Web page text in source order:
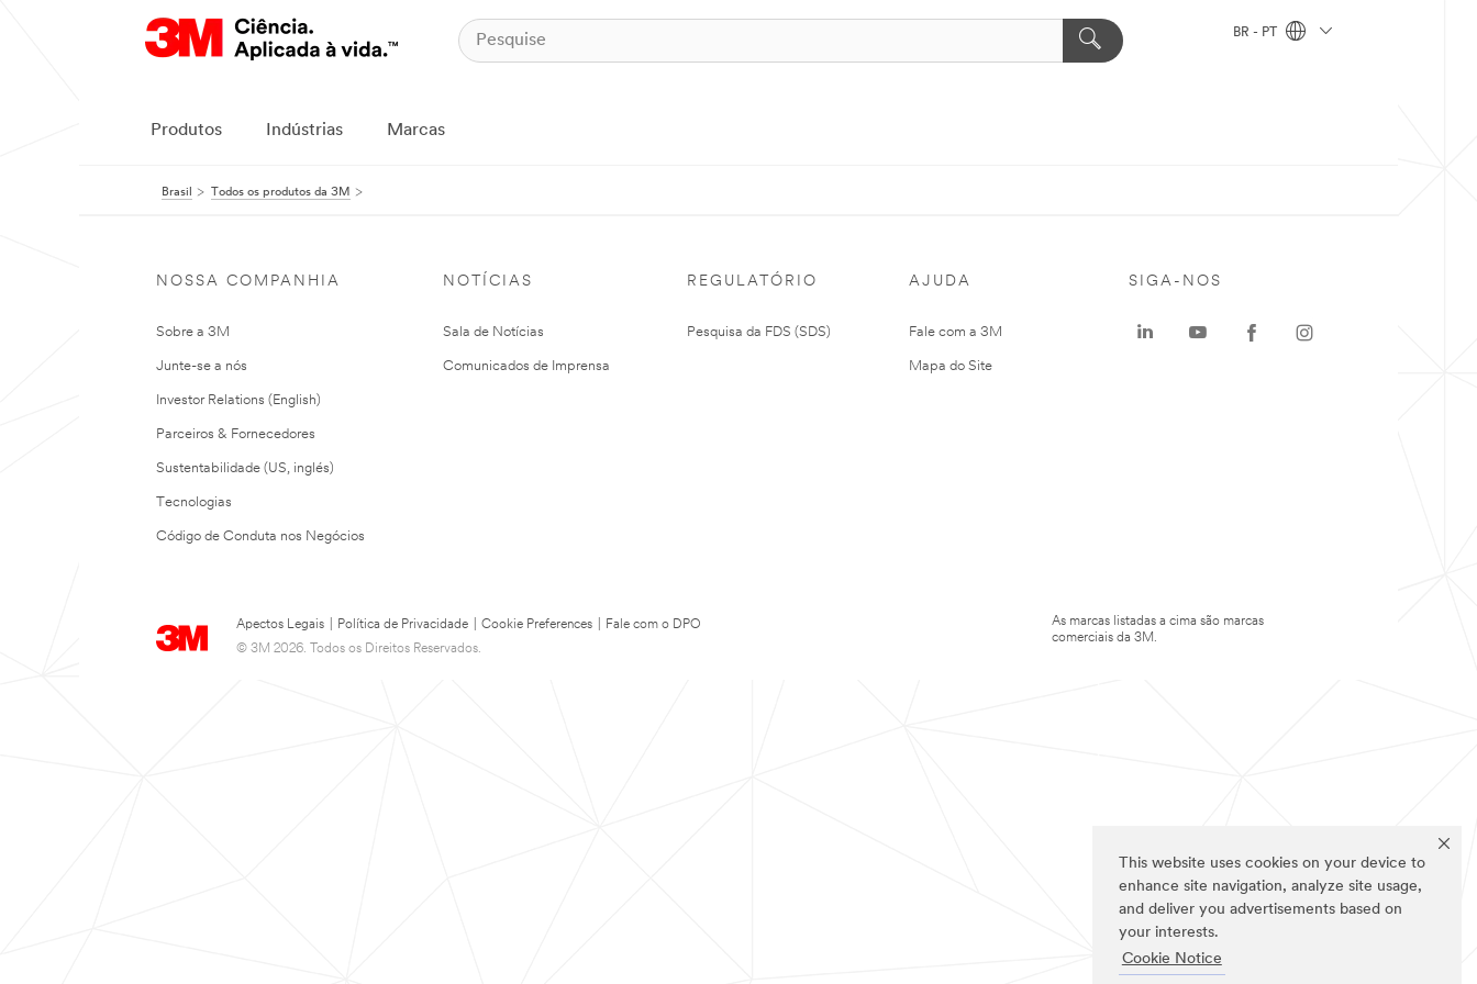
This website uses cookies on your device to
enhance site navigation, analyze site usage,
and deliver you advertisements based on
your interests.
Cookie Notice
BR - PT
Produtos Indústrias Marcas
Brasil Todos os produtos da 3M
NOSSA COMPANHIA
Sobre a 3M
Junte-se a nós
Investor Relations (English)
Parceiros & Fornecedores
Sustentabilidade (US, inglés)
Tecnologias
Código de Conduta nos Negócios
NOTÍCIAS
Sala de Notícias
Comunicados de Imprensa
REGULATÓRIO
Pesquisa da FDS (SDS)
AJUDA
Fale com a 3M
Mapa do Site
Apectos Legais Política de Privacidade Cookie Preferences
Fale com o DPO
© 3M 2026. Todos os Direitos Reservados.
SIGA-NOS
As marcas listadas a cima são marcas
comerciais da 3M.